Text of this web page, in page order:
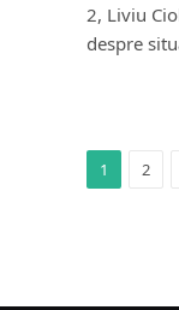
2, Liviu
despre
1 2